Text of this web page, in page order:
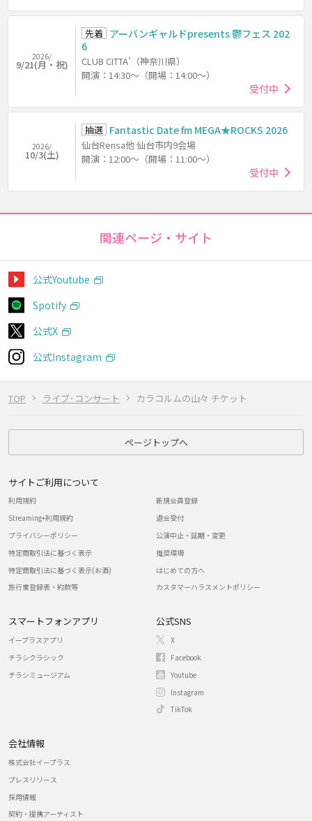
TOP ライブ･コンサート カラコルムの山々 チケット
2026/
9/21(月・祝)
先着 アーバンギャルドpresents 鬱フェス 202
6
CLUB CITTA’（神奈川県）
開演：14:30～（開場：14:00～）
受付中
2026/
10/3(土)
抽選 Fantastic Date fm MEGA★ROCKS 2026
仙台Rensa他 仙台市内9会場
開演：12:00～（開場：11:00～）
受付中
関連ページ・サイト
公式Youtube
Spotify
公式X
公式Instagram
ページトップへ
サイトご利用について
利用規約
Streaming+利用規約
プライバシーポリシー
特定商取引法に基づく表示
特定商取引法に基づく表示(お酒)
旅行業登録表・約款等
新規会員登録
退会受付
公演中止・延期・変更
推奨環境
はじめての方へ
カスタマーハラスメントポリシー
スマートフォンアプリ
イープラスアプリ
チラシクラシック
チラシミュージアム
公式SNS
X
Facebook
Youtube
Instagram
TikTok
会社情報
株式会社イープラス
プレスリリース
採用情報
契約・提携アーティスト